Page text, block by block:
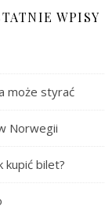
WPISY
może styrać
Norwegii
kupić bilet?